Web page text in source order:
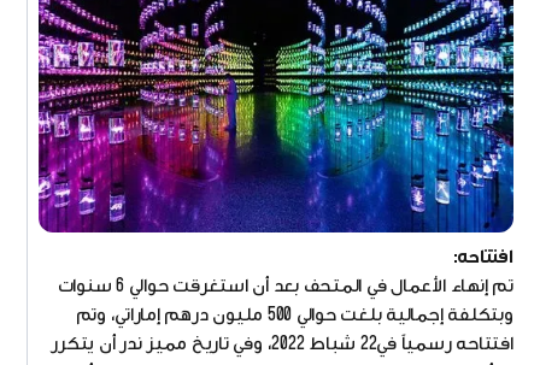
افتتاحه:
تم إنهاء الأعمال في المتحف بعد أن استغرقت حوالي 6 سنوات
وبتكلفة إجمالية بلغت حوالي 500 مليون درهم إماراتي، وتم
افتتاحه رسمياً في22 شباط 2022، وفي تاريخ مميز ندر أن يتكرر